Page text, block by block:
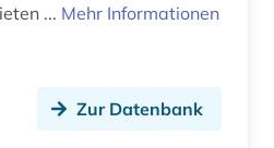
... Mehr Informationen
Zur Datenbank